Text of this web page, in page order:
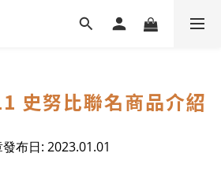
史努比聯名商品介紹
布日: 2023.01.01